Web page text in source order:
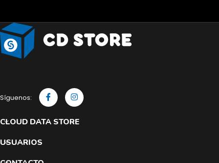
Síguenos:
CLOUD DATA STORE
USUARIOS